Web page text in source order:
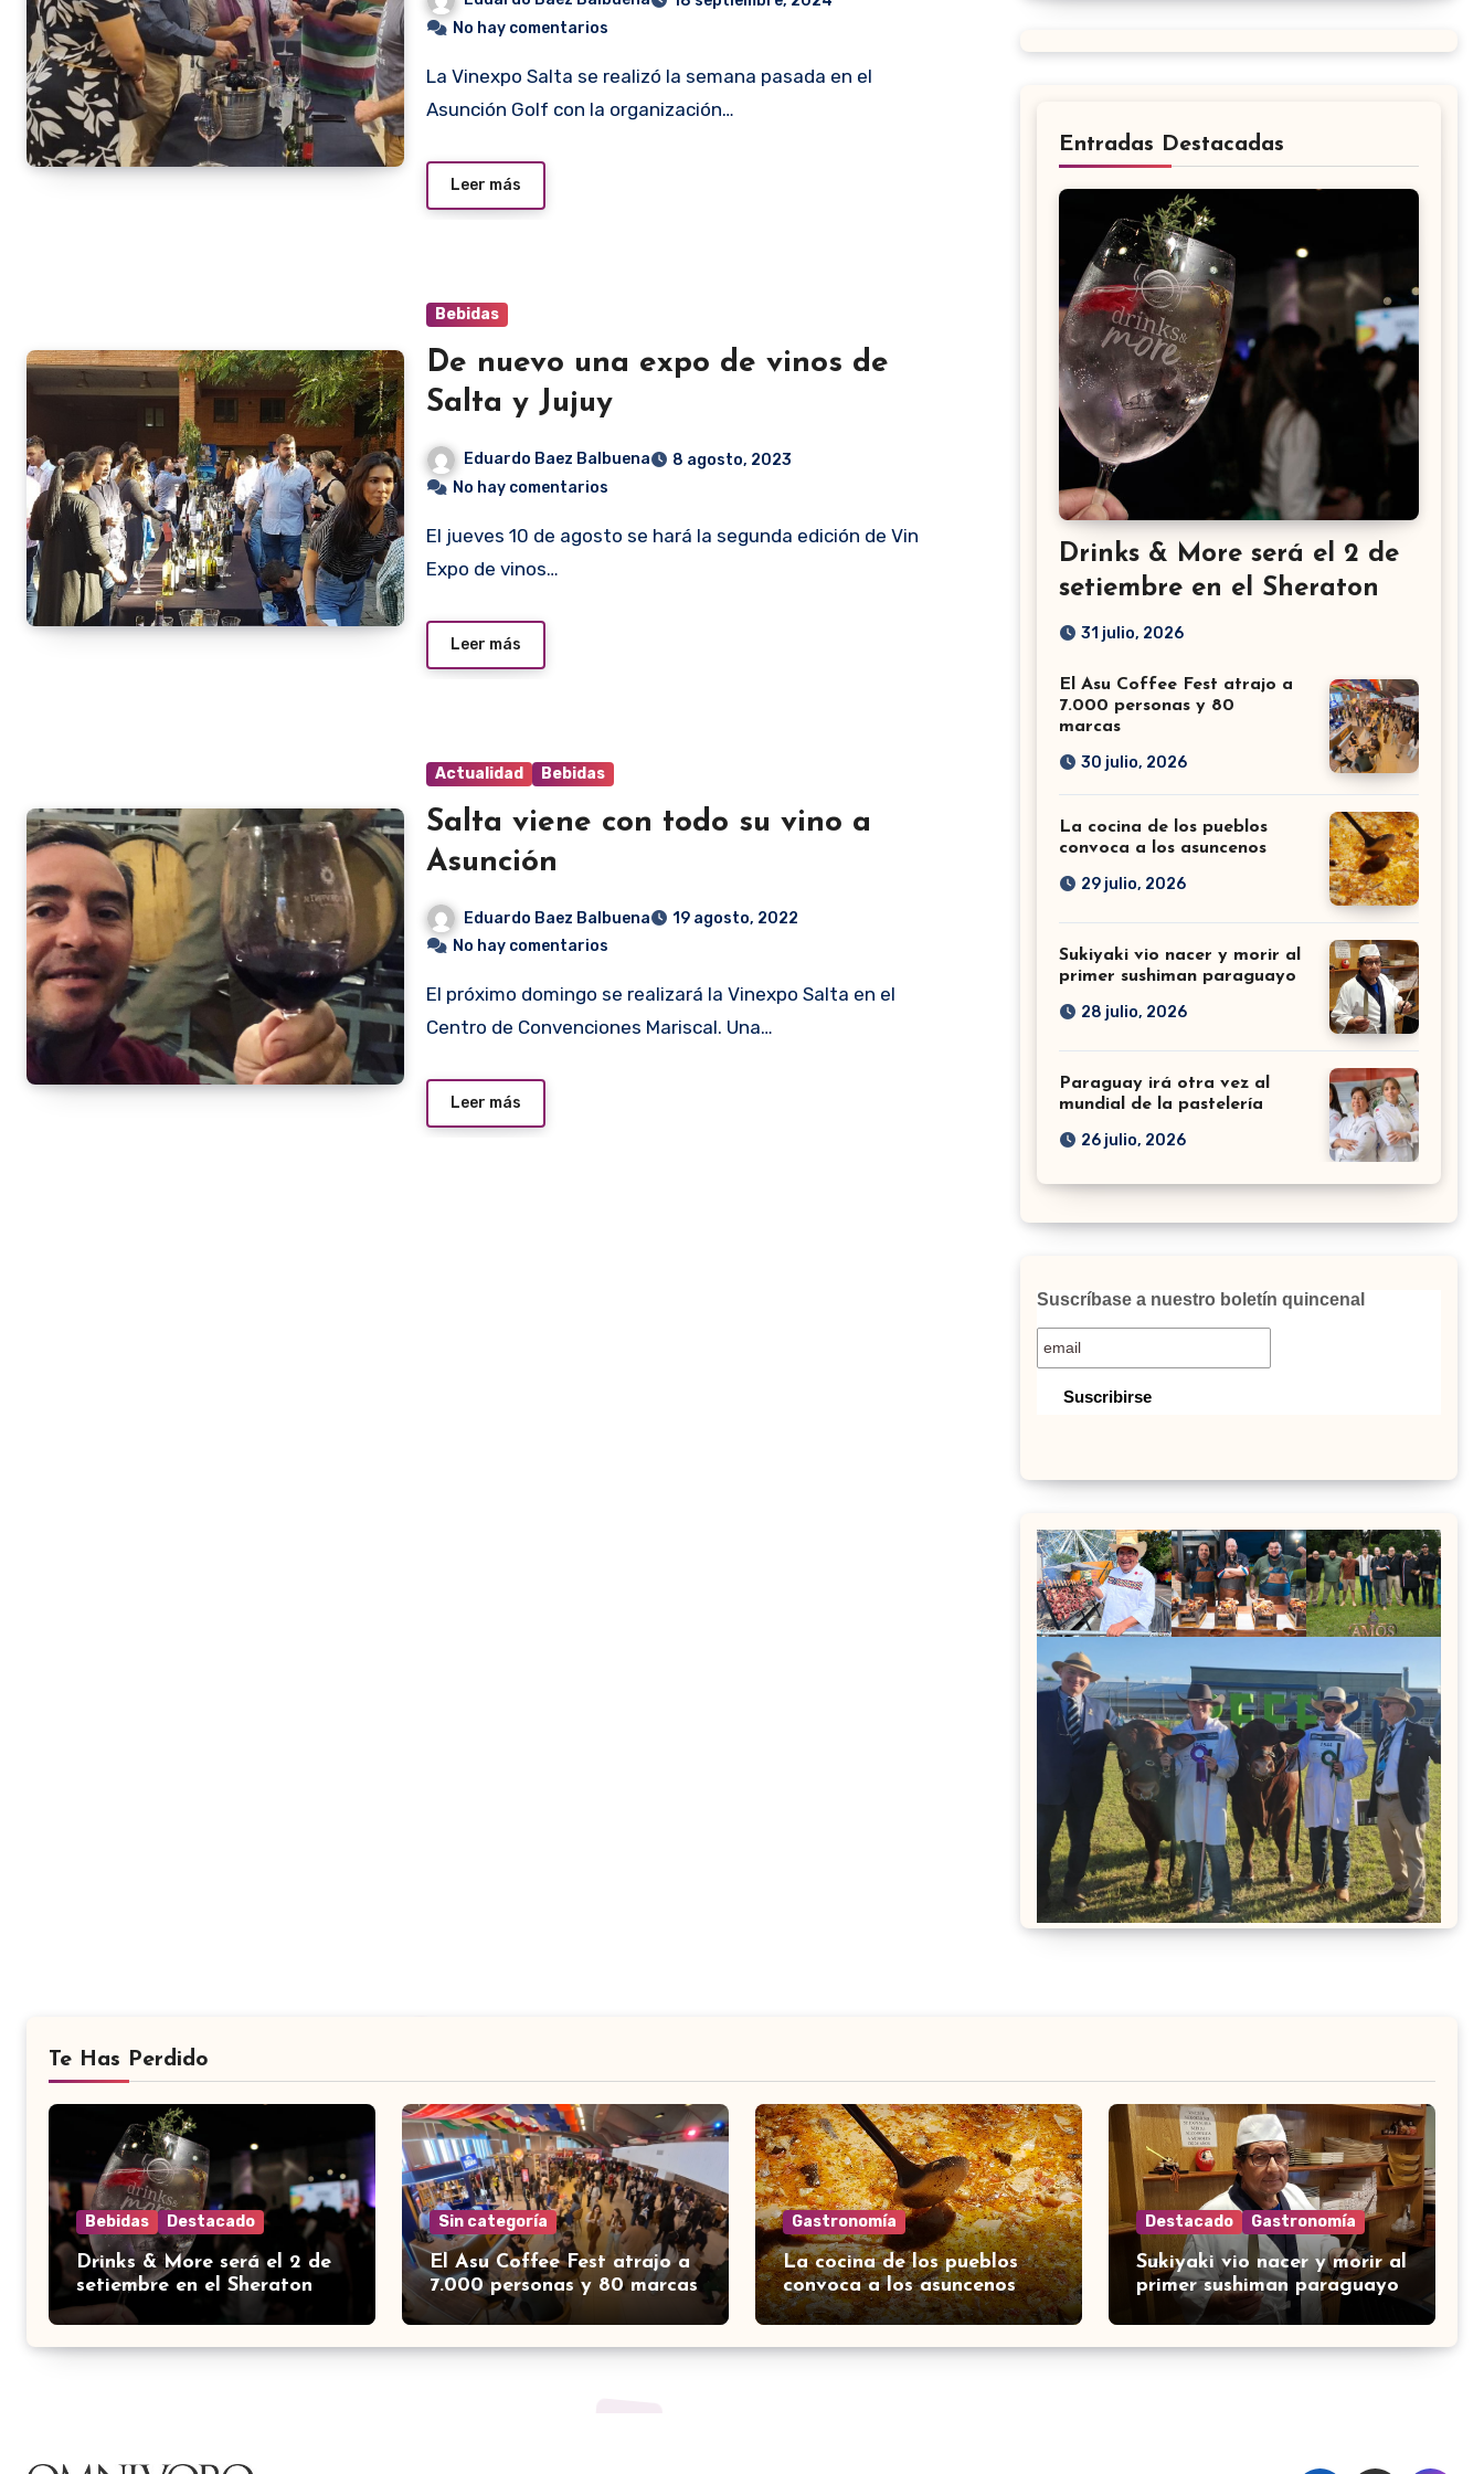
No hay comentarios
La Vinexpo Salta se realizó la semana pasada en el
Asunción Golf con la organización…
Leer más
Bebidas
De nuevo una expo de vinos de
Salta y Jujuy
Eduardo Baez Balbuena
8 agosto, 2023
No hay comentarios
El jueves 10 de agosto se hará la segunda edición de Vin
Expo de vinos…
Leer más
Actualidad Bebidas
Salta viene con todo su vino a
Asunción
Eduardo Baez Balbuena
19 agosto, 2022
No hay comentarios
El próximo domingo se realizará la Vinexpo Salta en el
Centro de Convenciones Mariscal. Una…
Leer más
Entradas Destacadas
Drinks & More será el 2 de
setiembre en el Sheraton
31 julio, 2026
El Asu Coffee Fest atrajo a
7.000 personas y 80
marcas
30 julio, 2026
La cocina de los pueblos
convoca a los asuncenos
29 julio, 2026
Sukiyaki vio nacer y morir al
primer sushiman paraguayo
28 julio, 2026
Paraguay irá otra vez al
mundial de la pastelería
26 julio, 2026
Suscríbase a nuestro boletín quincenal
Te Has Perdido
Bebidas Destacado
Drinks & More será el 2 de
setiembre en el Sheraton
Sin categoría
El Asu Coffee Fest atrajo a
7.000 personas y 80 marcas
Gastronomía
La cocina de los pueblos
convoca a los asuncenos
Destacado Gastronomía
Sukiyaki vio nacer y morir al
primer sushiman paraguayo